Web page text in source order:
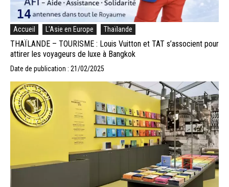
Accueil L'Asie en Europe Thaïlande
THAÏLANDE – TOURISME : Louis Vuitton et TAT s’associent pour
attirer les voyageurs de luxe à Bangkok
Date de publication : 21/02/2025